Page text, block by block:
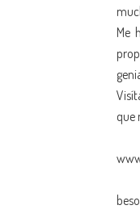
Me
que